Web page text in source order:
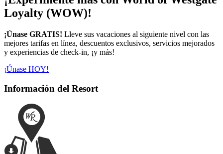
Loyalty (WOW)!
¡Únase GRATIS! Lleve sus vacaciones al siguiente nivel con las
mejores tarifas en línea, descuentos exclusivos, servicios mejorados
y experiencias de check-in, ¡y más!
¡Únase HOY!
Información del Resort